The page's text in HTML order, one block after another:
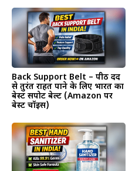
Back Support Belt – पीठ दर्द
से तुरंत राहत पाने के लिए भारत का
बेस्ट सपोर्ट बेल्ट (Amazon पर
बेस्ट चॉइस)